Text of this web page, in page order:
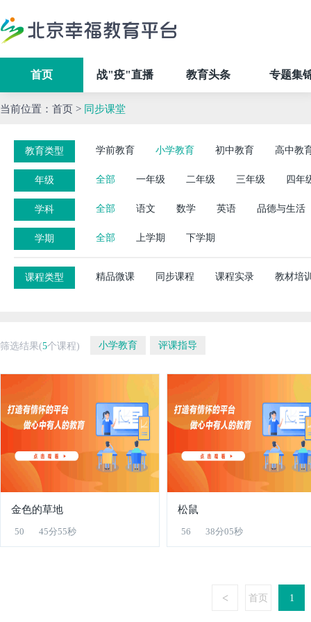
首页 战"疫"直播 教育头条 专题集
当前位置： 首页 > 同步课堂
教育类型 学前教育 小学教育 初中教育 高中教
年级 全部 一年级 二年级 三年级 四年
学科 全部 语文 数学 英语 品德与生活
学期 全部 上学期 下学期
课程类型 精品微课 同步课程 课程实录 教材培
筛选结果(5个课程) 小学教育 评课指导
金色的草地
50 45分55秒
松鼠
56 38分05秒
< 首页 1